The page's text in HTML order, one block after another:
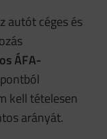
autót céges és
ÁFA-
kell tételesen
arányát.